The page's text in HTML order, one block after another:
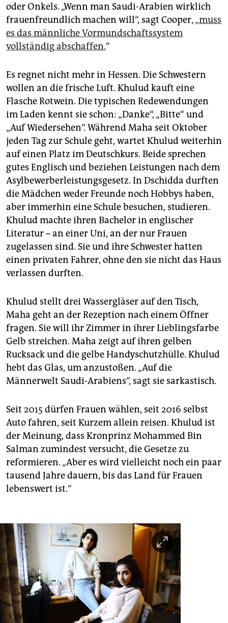
oder Onkels. „Wenn man Saudi-Arabien wirklich
frauenfreundlich machen will“, sagt Cooper, „muss
es das männliche Vormundschaftssystem
vollständig abschaffen.“
Es regnet nicht mehr in Hessen. Die Schwestern
wollen an die frische Luft. Khulud kauft eine
Flasche Rotwein. Die typischen Redewendungen
im Laden kennt sie schon: „Danke“, „Bitte“ und
„Auf Wiedersehen“. Während Maha seit Oktober
jeden Tag zur Schule geht, wartet Khulud weiterhin
auf einen Platz im Deutschkurs. Beide sprechen
gutes Englisch und beziehen Leistungen nach dem
Asylbewerberleistungsgesetz. In Dschidda durften
die Mädchen weder Freunde noch Hobbys haben,
aber immerhin eine Schule besuchen, studieren.
Khulud machte ihren Bachelor in englischer
Literatur – an einer Uni, an der nur Frauen
zugelassen sind. Sie und ihre Schwester hatten
einen privaten Fahrer, ohne den sie nicht das Haus
verlassen durften.
Khulud stellt drei Wassergläser auf den Tisch,
Maha geht an der Rezeption nach einem Öffner
fragen. Sie will ihr Zimmer in ihrer Lieblingsfarbe
Gelb streichen. Maha zeigt auf ihren gelben
Rucksack und die gelbe Handyschutzhülle. Khulud
hebt das Glas, um anzustoßen. „Auf die
Männerwelt Saudi-Arabiens“, sagt sie sarkastisch.
Seit 2015 dürfen Frauen wählen, seit 2016 selbst
Auto fahren, seit Kurzem allein reisen. Khulud ist
der Meinung, dass Kronprinz Mohammed Bin
Salman zumindest versucht, die Gesetze zu
reformieren. „Aber es wird vielleicht noch ein paar
tausend Jahre dauern, bis das Land für Frauen
lebenswert ist.“